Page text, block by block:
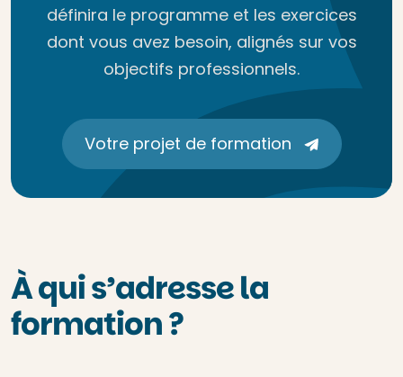
définira le programme et les exercices
dont vous avez besoin, alignés sur vos
objectifs professionnels.
Votre projet de formation
À qui s’adresse la
formation ?